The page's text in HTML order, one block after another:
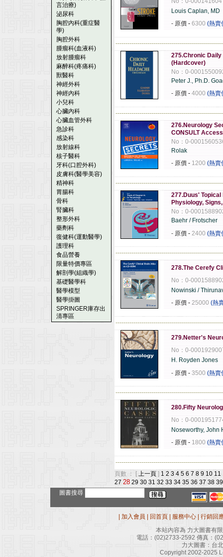
言治療)
泌尿科
胸腔內科(重症醫
學)
胸腔外科
腫瘤科(血液科)
放射腫瘤科
麻醉科(疼痛科)
獸醫科
神經外科
神經內科
小兒科
心臟內科
心臟血管外科
急診科
感染科
放射線科
核子醫科
牙科(口腔外科)
皮膚科(醫學美容)
精神科
胃腸科
骨科
腎臟科
整形外科
藥劑科
復健科(運動醫學)
護理科
食品營養
限量特價專區
解剖學(組織學)
基礎醫學科
醫學模型
醫學掛圖
SPRINGER庫存出
清專區
Louis Caplan, MD
- 原價 - 6300 (熱賣
275.Chronic
(Hardcover)
No：0-
Peter J., Ph.D.
- 原價 - 4000 (熱賣
276.Neurology
CONSULT Access
No：0-
Rolak
- 原價 - 1200 (熱賣
277.Duus'
Physiology,
No：0-
Baehr / Frotscher
- 原價 - 2400 (熱賣
278.The Cerefy
No：0-
Nowinski /
- 原價 - 25000 (熱
279.Netter's
No：0-
H. Royden Jones
- 原價 - 3500 (熱賣
280.Fifty
No：0-
Noseworthy, John
- 原價 - 1800 (熱賣
頁數 ： [ 上一頁 ] 1 2 3 4 5 6 7 8 9 10 11
27 28 29 30 31 32 33 34 35 36 37 38 39
圖書搜尋
加入會員 回首頁 服務中心
行銷回
本站內容為 力大圖書有
電話： (02)2733-2592 傳真：
力大圖書：台
Copyright 2002-2025